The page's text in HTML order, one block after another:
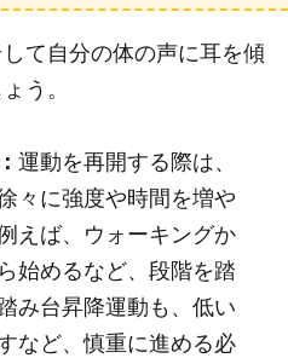
て自分の体の声に耳を傾
う。
運動を再開する際は、
々に強度や時間を増や
えば、ウォーキングか
始めるなど、段階を踏
み台昇降運動も、低い
など、慎重に進める必